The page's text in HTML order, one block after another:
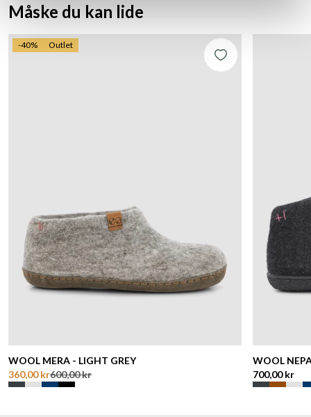
Måske du kan lide
-40% Outlet
WOOL MERA - LIGHT GREY
360,00 kr600,00 kr
WOOL
700,00 kr